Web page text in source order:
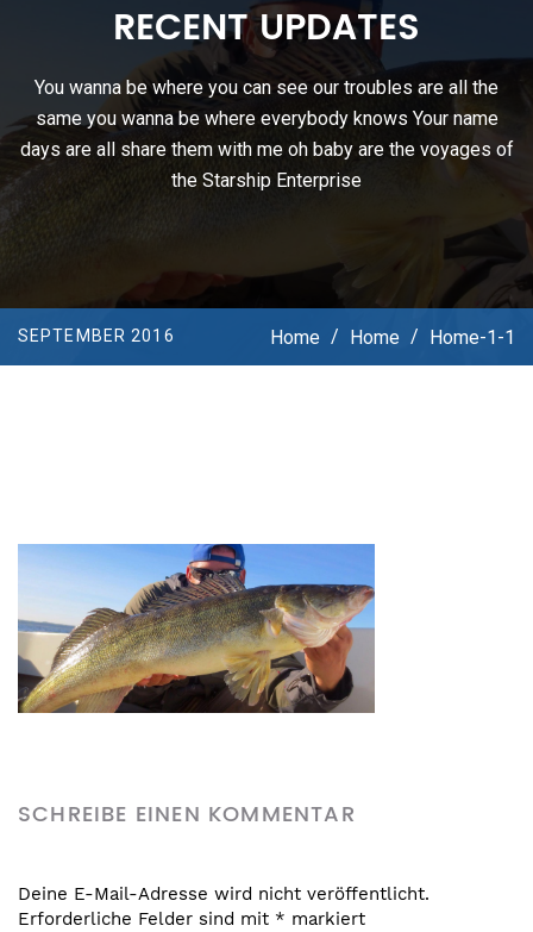
RECENT UPDATES
You wanna be where you can see our troubles are all the
same you wanna be where everybody knows Your name
days are all share them with me oh baby are the voyages of
the Starship Enterprise
SEPTEMBER 2016 Home / Home / Home-1-1
SCHREIBE EINEN KOMMENTAR
Deine E-Mail-Adresse wird nicht veröffentlicht.
Erforderliche Felder sind mit * markiert